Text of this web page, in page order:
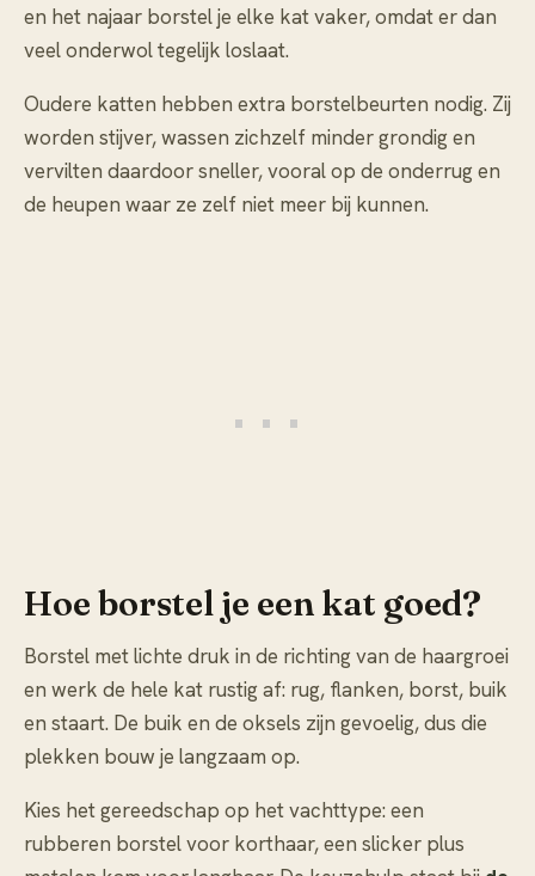
en het najaar borstel je elke kat vaker, omdat er dan
veel onderwol tegelijk loslaat.
Oudere katten hebben extra borstelbeurten nodig. Zij
worden stijver, wassen zichzelf minder grondig en
vervilten daardoor sneller, vooral op de onderrug en
de heupen waar ze zelf niet meer bij kunnen.
Hoe borstel je een kat goed?
Borstel met lichte druk in de richting van de haargroei
en werk de hele kat rustig af: rug, flanken, borst, buik
en staart. De buik en de oksels zijn gevoelig, dus die
plekken bouw je langzaam op.
Kies het gereedschap op het vachttype: een
rubberen borstel voor korthaar, een slicker plus